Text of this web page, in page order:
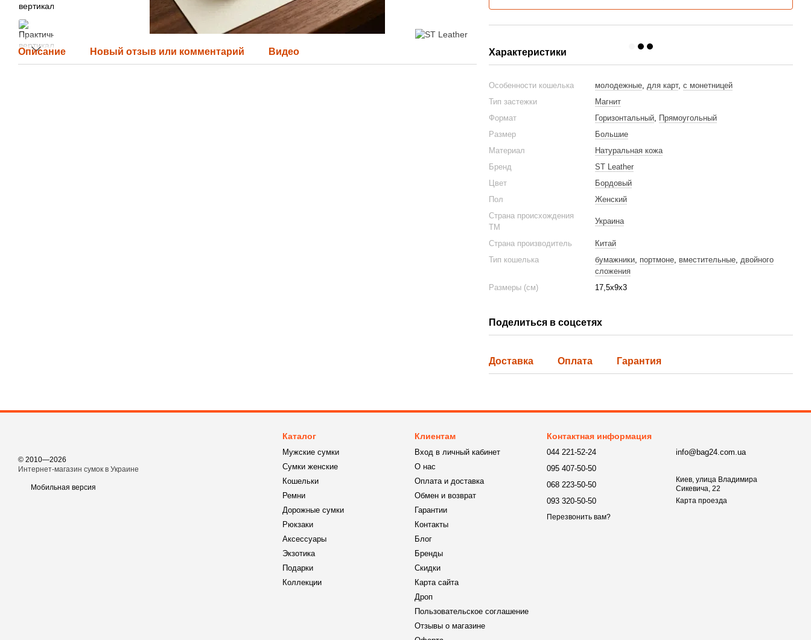
Описание Новый отзыв или комментарий Видео Характеристики
Особенности кошелька молодежные,для карт,с монетницей
Тип застежки
Магнит
Формат
Горизонтальный, Прямоугольный
Размер
Большие
Материал
Натуральная кожа
Бренд
ST Leather
Цвет
Бордовый
Пол
Женский
Страна происхождения
ТМ
Украина
Страна производитель
Китай
Тип кошелька
бумажники, портмоне, вместительные,двойного
сложения
Размеры (см)
17,5х9х3
Поделиться в соцсетях
Доставка Оплата Гарантия
© 2010—2026
Интернет-магазин сумок в Украине
Мобильная версия
Каталог
Мужские сумки
Сумки женские
Кошельки
Ремни
Дорожные сумки
Рюкзаки
Аксессуары
Экзотика
Подарки
Коллекции
Клиентам
Вход в личный кабинет
О нас
Оплата и доставка
Обмен и возврат
Гарантии
Контакты
Блог
Бренды
Скидки
Карта сайта
Дроп
Пользовательское соглашение
Отзывы о магазине
Контактная информация
044 221-52-24
095 407-50-50
068 223-50-50
093 320-50-50
Перезвонить вам?
info@bag24.com.ua
Киев, улица Владимира
Сикевича, 22
Карта проезда